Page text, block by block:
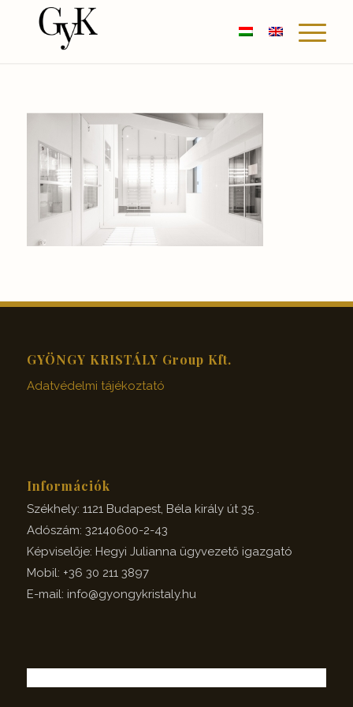
GYÖNGY KRISTÁLY Group Kft.
Adatvédelmi tájékoztató
Információk
Székhely: 1121 Budapest, Béla király út 35 .
Adószám: 32140600-2-43
Képviselője: Hegyi Julianna ügyvezető igazgató
Mobil: +36 30 211 3897
E-mail: info@gyongykristaly.hu